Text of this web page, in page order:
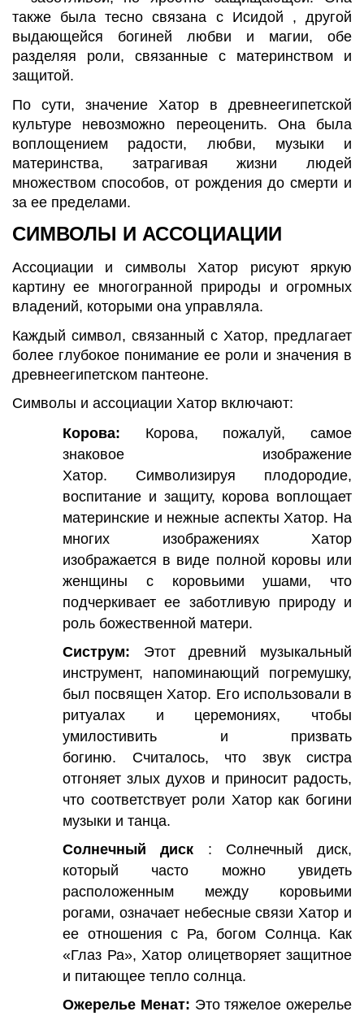
также была тесно связана с Исидой , другой
выдающейся богиней любви и магии, обе
разделяя роли, связанные с материнством и
защитой.
По сути, значение Хатор в древнеегипетской
культуре невозможно переоценить. Она была
воплощением радости, любви, музыки и
материнства, затрагивая жизни людей
множеством способов, от рождения до смерти и
за ее пределами.
СИМВОЛЫ И АССОЦИАЦИИ
Ассоциации и символы Хатор рисуют яркую
картину ее многогранной природы и огромных
владений, которыми она управляла.
Каждый символ, связанный с Хатор, предлагает
более глубокое понимание ее роли и значения в
древнеегипетском пантеоне.
Символы и ассоциации Хатор включают:
Корова: Корова, пожалуй, самое
знаковое изображение
Хатор. Символизируя плодородие,
воспитание и защиту, корова воплощает
материнские и нежные аспекты Хатор. На
многих изображениях Хатор
изображается в виде полной коровы или
женщины с коровьими ушами, что
подчеркивает ее заботливую природу и
роль божественной матери.
Систрум: Этот древний музыкальный
инструмент, напоминающий погремушку,
был посвящен Хатор. Его использовали в
ритуалах и церемониях, чтобы
умилостивить и призвать
богиню. Считалось, что звук систра
отгоняет злых духов и приносит радость,
что соответствует роли Хатор как богини
музыки и танца.
Солнечный диск : Солнечный диск,
который часто можно увидеть
расположенным между коровьими
рогами, означает небесные связи Хатор и
ее отношения с Ра, богом Солнца. Как
«Глаз Ра», Хатор олицетворяет защитное
и питающее тепло солнца.
Ожерелье Менат: Это тяжелое ожерелье